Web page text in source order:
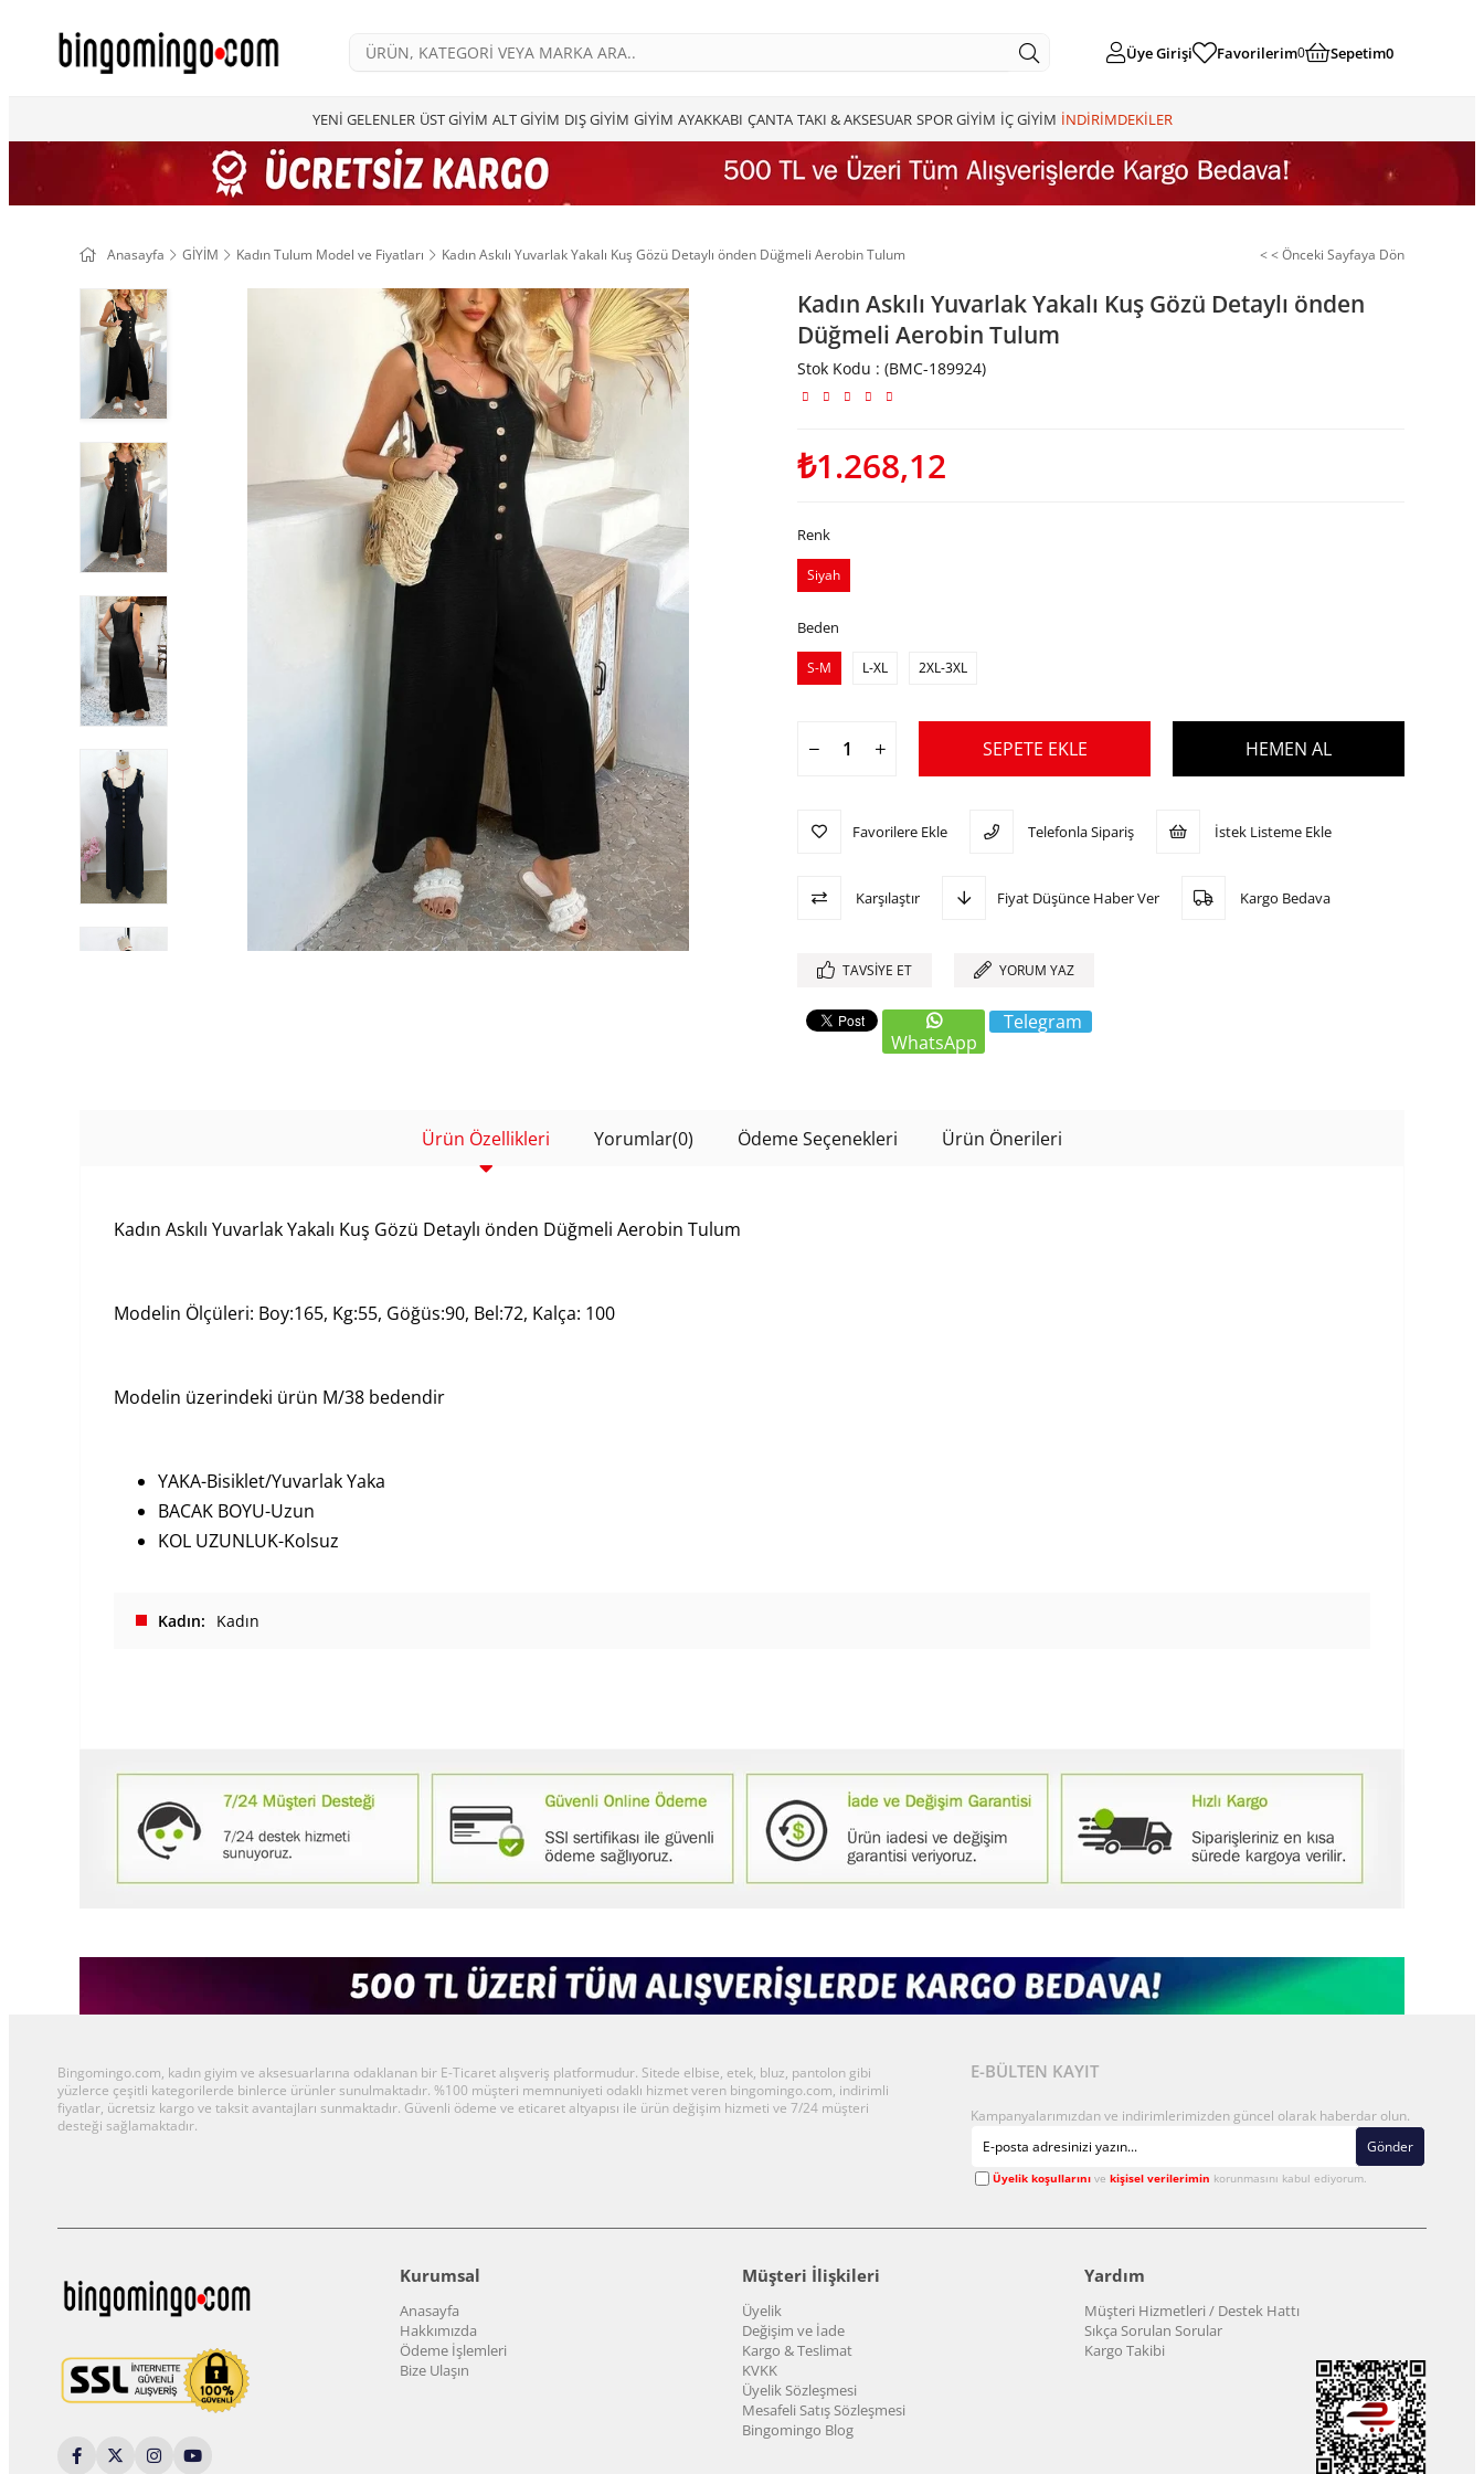
Üye Girişi Favorilerim0 Sepetim0
YENİ GELENLER ÜST GİYİM ALT GİYİM DIŞ GİYİM GİYİM AYAKKABI ÇANTA TAKI & AKSESUAR SPOR GİYİM İÇ GİYİM İNDİRİMDEKİLER
Anasayfa GİYİM Kadın Tulum Model ve Fiyatları Kadın Askılı Yuvarlak Yakalı Kuş Gözü Detaylı önden Düğmeli Aerobin Tulum < < Önceki Sayfaya Dön
Kadın Askılı Yuvarlak Yakalı Kuş Gözü Detaylı önden
Düğmeli Aerobin Tulum
Stok Kodu (BMC-189924)
₺1.268,12
Renk
Siyah
Beden
S-M L-XL 2XL-3XL
Favorilere Ekle Telefonla Sipariş İstek Listeme Ekle
Karşılaştır Fiyat Düşünce Haber Ver Kargo Bedava
TAVSIYE ET YORUM YAZ
WhatsApp
Telegram
Ürün Özellikleri Yorumlar(0) Ödeme Seçenekleri Ürün Önerileri
Kadın Askılı Yuvarlak Yakalı Kuş Gözü Detaylı önden Düğmeli Aerobin Tulum
Modelin Ölçüleri: Boy:165, Kg:55, Göğüs:90, Bel:72, Kalça: 100
Modelin üzerindeki ürün M/38 bedendir
YAKA-Bisiklet/Yuvarlak Yaka
BACAK BOYU-Uzun
KOL UZUNLUK-Kolsuz
Kadın Kadın
Bingomingo.com, kadın giyim ve aksesuarlarına odaklanan bir E-Ticaret alışveriş platformudur. Sitede elbise, etek, bluz, pantolon gibi
yüzlerce çeşitli kategorilerde binlerce ürünler sunulmaktadır. %100 müşteri memnuniyeti odaklı hizmet veren bingomingo.com, indirimli
fiyatlar, ücretsiz kargo ve taksit avantajları sunmaktadır. Güvenli ödeme ve eticaret altyapısı ile ürün değişim hizmeti ve 7/24 müşteri
desteği sağlamaktadır.
E-BÜLTEN KAYIT
Kampanyalarımızdan ve indirimlerimizden güncel olarak haberdar olun.
Gönder
Üyelik koşullarınıve kişisel verilerimin korunmasını kabul ediyorum.
Kurumsal
Anasayfa
Hakkımızda
Ödeme İşlemleri
Bize Ulaşın
Müşteri İlişkileri
Üyelik
Değişim ve İade
Kargo & Teslimat
KVKK
Üyelik Sözleşmesi
Mesafeli Satış Sözleşmesi
Bingomingo Blog
Yardım
Müşteri Hizmetleri / Destek Hattı
Sıkça Sorulan Sorular
Kargo Takibi